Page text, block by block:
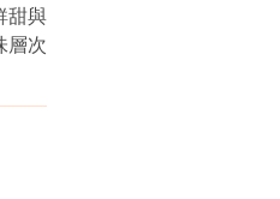
甜與
層次